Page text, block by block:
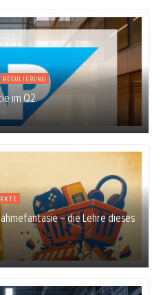
REGULIERUNG
im Q2
– die Lehre dieses